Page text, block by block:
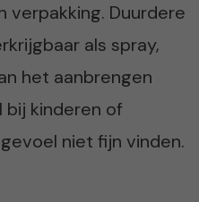
verpakking. Duurdere
als spray,
het aanbrengen
kinderen of
niet fijn vinden.